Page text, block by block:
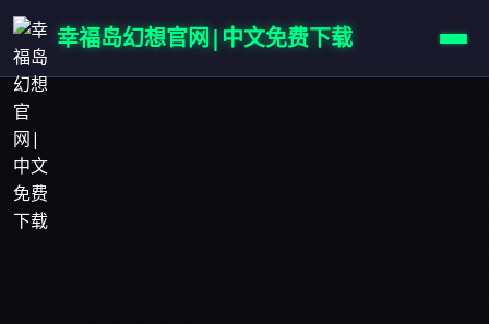
幸福岛幻想官网|中文免费下载